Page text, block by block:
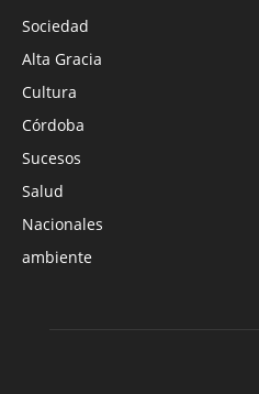
Sociedad
Alta Gracia
Cultura
Córdoba
Sucesos
Salud
Nacionales
ambiente